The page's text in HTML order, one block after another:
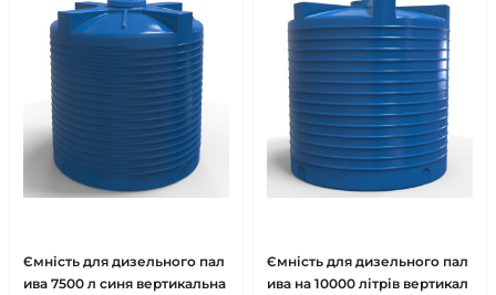
Ємність для дизельного пал
ива 7500 л синя вертикальна
Ємність для дизельного пал
ива на 10000 літрів вертикал